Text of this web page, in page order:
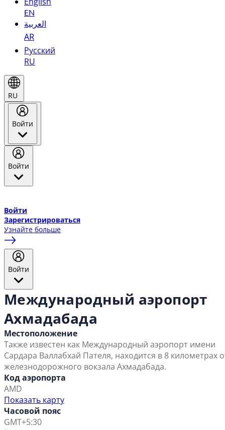
EN
العربية
AR
Русский
RU
RU
Войти
Войти
Войти
Зарегистрироваться
Узнайте больше
Войти
Международный аэропорт
Ахмадабада
Местоположение
Также известен как Международный аэропорт имени
Сардара Валлабхай Пателя, находится в 8 километрах
железнодорожного вокзала Ахмадабада.
Код аэропорта
AMD
Показать карту
Часовой пояс
GMT+5:30